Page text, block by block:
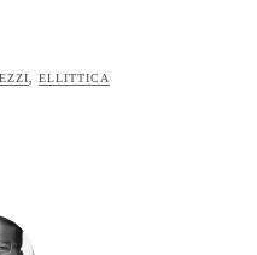
, ELLITTICA